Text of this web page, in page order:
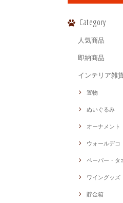
Category
人気商品
即納商品
インテリア雑
置物
ぬいぐるみ
オーナメント
ウォールデコ
ペーパー・タ
ワイングッズ
貯金箱